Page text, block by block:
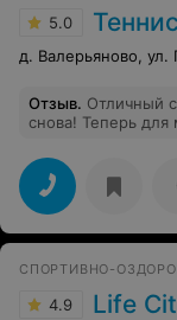
5.0 Теннис
д. Валерьяново, ул.
Отзыв. Отличный
снова! Теперь для
администратору
СПОРТИВНО-
4.9 Life